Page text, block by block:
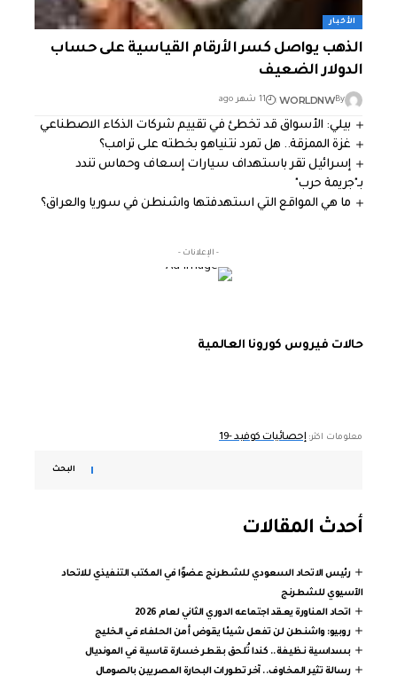
الأخبار
الذهب يواصل كسر الأرقام القياسية على حساب
الدولار الضعيف
By
WORLDNW 11 شهر ago
بيلي: الأسواق قد تخطئ في تقييم شركات الذكاء الاصطناعي
غزة الممزقة.. هل تمرد نتنياهو بخطته على ترامب؟
إسرائيل تقر باستهداف سيارات إسعاف وحماس تندد
بـ"جريمة حرب"
ما هي المواقع التي استهدفتها واشنطن في سوريا والعراق؟
- الإعلانات -
حالات فيروس كورونا العالمية
معلومات اكثر:إحصائيات كوفيد -19
البحث
أحدث المقالات
رئيس الاتحاد السعودي للشطرنج عضوًا في المكتب التنفيذي للاتحاد
الآسيوي للشطرنج
اتحاد المناورة يعقد اجتماعه الدوري الثاني لعام 2026
روبيو: واشنطن لن تفعل شيئا يقوض أمن الحلفاء في الخليج
بسداسية نظيفة.. كندا تُلحق بقطر خسارة قاسية في المونديال
رسالة تثير المخاوف.. آخر تطورات البحارة المصريين بالصومال